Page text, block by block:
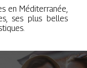
en Méditerranée,
ses plus belles